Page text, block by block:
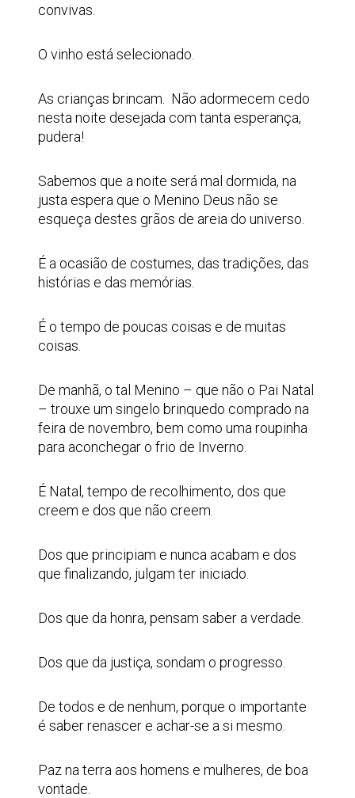
convivas.
O vinho está selecionado.
As crianças brincam. Não adormecem cedo
nesta noite desejada com tanta esperança,
pudera!
Sabemos que a noite será mal dormida, na
justa espera que o Menino Deus não se
esqueça destes grãos de areia do universo.
É a ocasião de costumes, das tradições, das
histórias e das memórias.
É o tempo de poucas coisas e de muitas
coisas.
De manhã, o tal Menino – que não o Pai Natal
– trouxe um singelo brinquedo comprado na
feira de novembro, bem como uma roupinha
para aconchegar o frio de Inverno.
É Natal, tempo de recolhimento, dos que
creem e dos que não creem.
Dos que principiam e nunca acabam e dos
que finalizando, julgam ter iniciado.
Dos que da honra, pensam saber a verdade.
Dos que da justiça, sondam o progresso.
De todos e de nenhum, porque o importante
é saber renascer e achar-se a si mesmo.
Paz na terra aos homens e mulheres, de boa
vontade.